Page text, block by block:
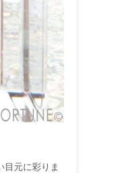
目元に彩りま